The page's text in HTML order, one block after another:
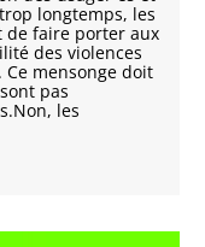
longtemps, les
faire porter aux
des violences
mensonge doit
pas
les